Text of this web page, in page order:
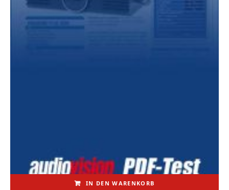
IN DEN WARENKORB